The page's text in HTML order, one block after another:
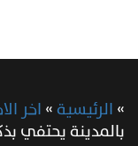
»الرئيسية»اخر
بالمدينة يحتفي